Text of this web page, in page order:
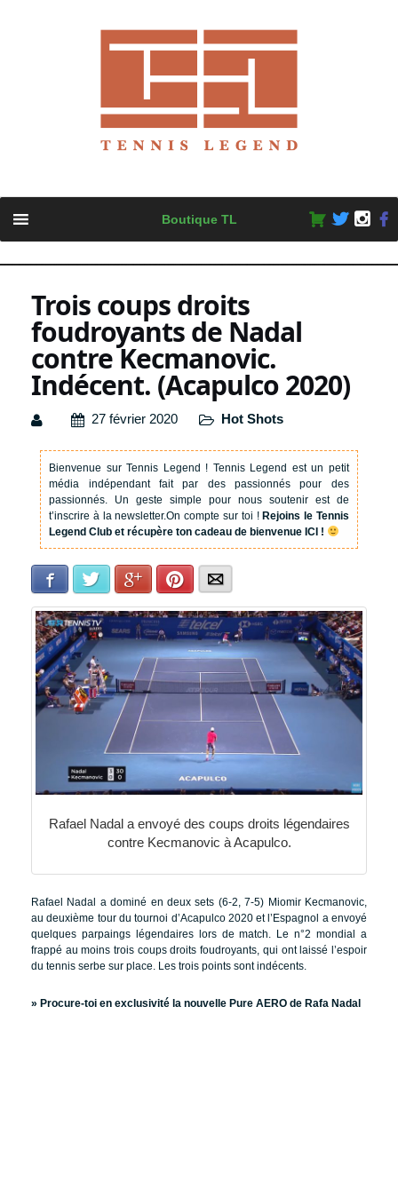
content
Boutique TL
Trois coups droits
foudroyants de Nadal
contre Kecmanovic.
Indécent. (Acapulco 2020)
27 février 2020 Hot Shots
Bienvenue sur Tennis Legend ! Tennis Legend est un petit
média indépendant fait par des passionnés pour des
passionnés. Un geste simple pour nous soutenir est de
t’inscrire à la newsletter.On compte sur toi !Rejoins le Tennis
Legend Club et récupère ton cadeau de bienvenue ICI !
Facebook Twitter Google+Pinterest
Rafael Nadal a envoyé des coups droits légendaires
contre Kecmanovic à Acapulco.
Rafael Nadal a dominé en deux sets (6-2, 7-5) Miomir Kecmanovic,
au deuxième tour du tournoi d’Acapulco 2020 et l’Espagnol a envoyé
quelques parpaings légendaires lors de match. Le n°2 mondial a
frappé au moins trois coups droits foudroyants, qui ont laissé l’espoir
du tennis serbe sur place. Les trois points sont indécents.
» Procure-toi en exclusivité la nouvelle Pure AERO de Rafa Nadal